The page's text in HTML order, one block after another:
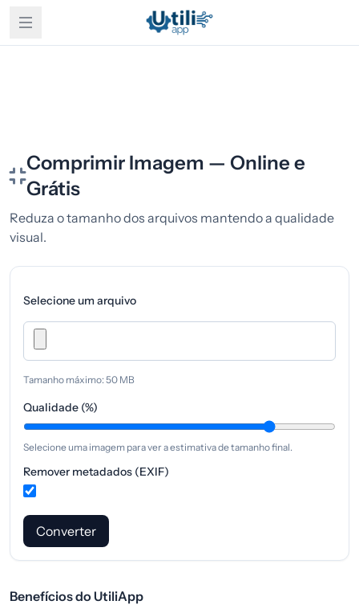
Comprimir Imagem — Online e
Grátis
Reduza o tamanho dos arquivos mantendo a qualidade
visual.
Selecione um arquivo
Tamanho máximo: 50 MB
Qualidade (%)
Selecione uma imagem para ver a estimativa de tamanho final.
Remover metadados (EXIF)
Converter
Benefícios do UtiliApp